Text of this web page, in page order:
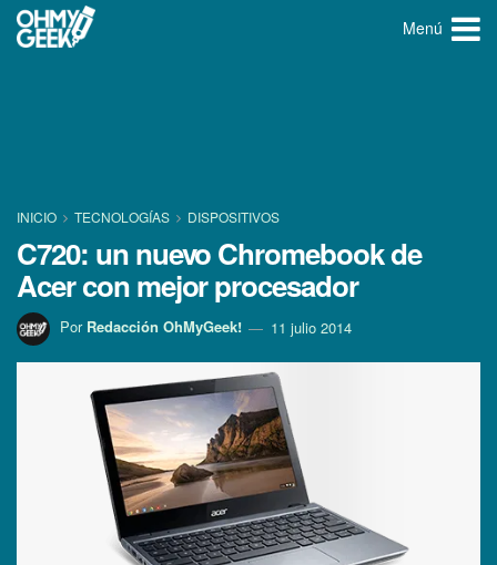
Menú
INICIO TECNOLOGÍ­AS DISPOSITIVOS
C720: un nuevo Chromebook de
Acer con mejor procesador
Por Redacción OhMyGeek! 11 julio 2014